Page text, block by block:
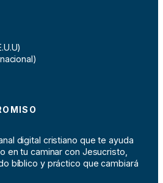
digital cristiano que te ayuda
en tu caminar con Jesucristo,
bíblico y práctico que cambiará